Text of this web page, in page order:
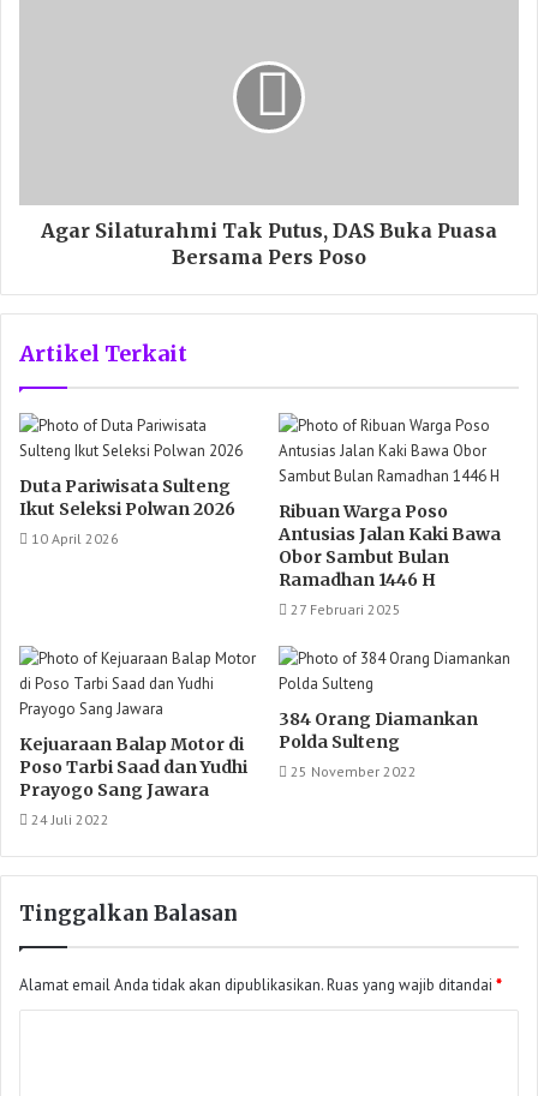
Agar Silaturahmi Tak Putus, DAS Buka Puasa
Bersama Pers Poso
Artikel Terkait
Duta Pariwisata Sulteng
Ikut Seleksi Polwan 2026
10 April 2026
Ribuan Warga Poso
Antusias Jalan Kaki Bawa
Obor Sambut Bulan
Ramadhan 1446 H
27 Februari 2025
Kejuaraan Balap Motor di
Poso Tarbi Saad dan Yudhi
Prayogo Sang Jawara
24 Juli 2022
384 Orang Diamankan
Polda Sulteng
25 November 2022
Tinggalkan Balasan
Alamat email Anda tidak akan dipublikasikan.Ruas yang wajib ditandai *